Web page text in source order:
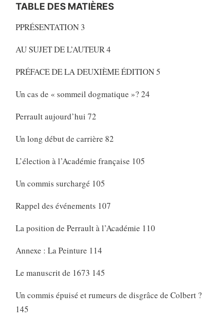
TABLE DES MATIÈRES
PPRÉSENTATION 3
AU SUJET DE L’AUTEUR 4
PRÉFACE DE LA DEUXIÈME ÉDITION 5
Un cas de « sommeil dogmatique »? 24
Perrault aujourd’hui 72
Un long début de carrière 82
L’élection à l’Académie française 105
Un commis surchargé 105
Rappel des événements 107
La position de Perrault à l’Académie 110
Annexe : La Peinture 114
Le manuscrit de 1673 145
Un commis épuisé et rumeurs de disgrâce de Colbert ?
145